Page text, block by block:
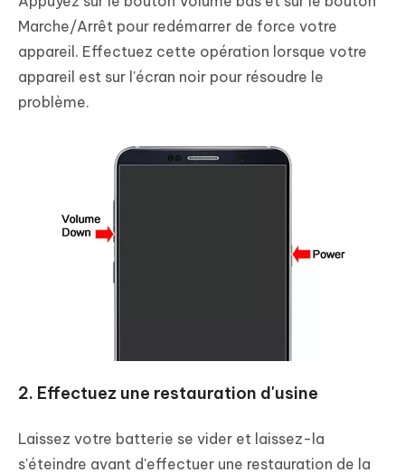
Marche/Arrêt pour redémarrer de force votre
appareil. Effectuez cette opération lorsque votre
appareil est sur l'écran noir pour résoudre le
problème.
2. Effectuez une restauration d'usine
Laissez votre batterie se vider et laissez-la
s'éteindre avant d'effectuer une restauration de la